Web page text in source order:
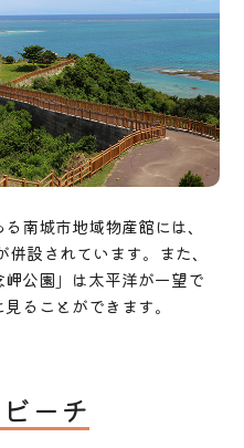
南城市地域物産館には、
設されています。また、
公園」は太平洋が一望で
ることができます。
ーチ